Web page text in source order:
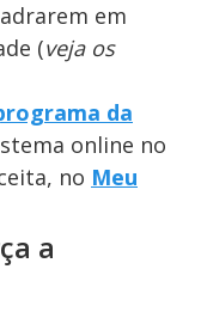
em
(veja os
da
online no
no Meu
a